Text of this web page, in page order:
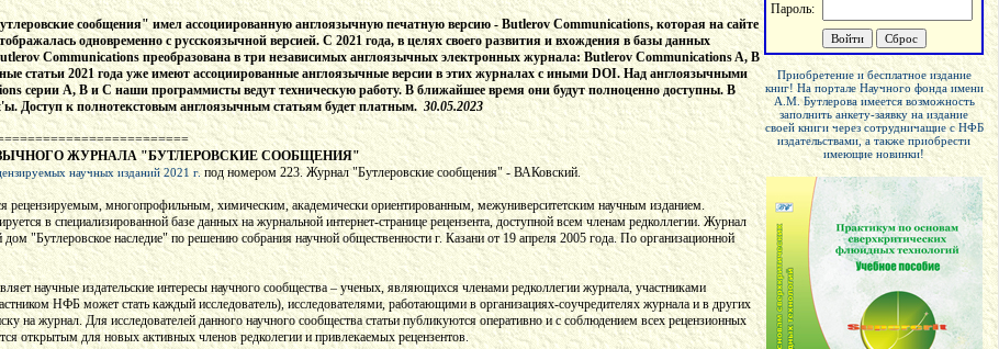
сообщения" имел ассоциированную англоязычную печатную версию - Butlerov Communications, которая на сайте
одновременно с русскоязычной версией. С 2021 года, в целях своего развития и вхождения в базы данных
Communications преобразована в три независимых англоязычных электронных журнала: Butlerov Communications A, B
статьи 2021 года уже имеют ассоциированные англоязычные версии в этих журналах с иными DOI. Над англоязычными
серии A, B и C наши программисты ведут техническую работу. В ближайшее время они будут полноценно доступны. В
Доступ к полнотекстовым англоязычным статьям будет платным.30.05.2023
ЖУРНАЛА "БУТЛЕРОВСКИЕ СООБЩЕНИЯ"
научных изданий 2021 г.под номером 223. Журнал "Бутлеровские сообщения" - ВАКовский.
рецензируемым, многопрофильным, химическим, академически ориентированным, межуниверситетским научным изданием.
в специализированной базе данных на журнальной интернет-странице рецензента, доступной всем членам редколлегии. Журнал
"Бутлеровское наследие" по решению собрания научной общественности г. Казани от 19 апреля 2005 года. По организационной
научные издательские интересы научного сообщества – ученых, являющихся членами редколлегии журнала, участниками
НФБ может стать каждый исследователь), исследователями, работающими в организациях-соучредителях журнала и в других
на журнал. Для исследователей данного научного сообщества статьи публикуются оперативно и с соблюдением всех рецензионных
открытым для новых активных членов редколегии и привлекаемых рецензентов.
Пароль:
Приобретение и бесплатное издание
книг! На портале Научного фонда имени
А.М. Бутлерова имеется возможность
заполнить анкету-заявку на издание
своей книги через сотрудничащие с НФБ
издательствами, а также приобрести
имеющие новинки!